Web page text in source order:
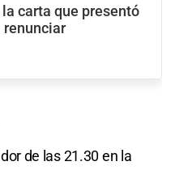
la carta que presentó
renunciar
de las 21.30 en la